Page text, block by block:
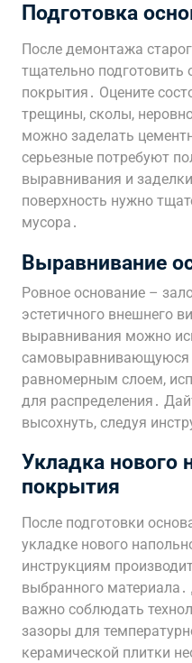
Подготовка
После демонтажа
тщательно подготовить
покрытия․ Оцените
трещины, сколы,
можно заделать
серьезные потребуют
выравнивания и
поверхность нужно
мусора․
Выравнивание
Ровное основание –
эстетичного внешнего
выравнивания можно
самовыравнивающуюся
равномерным слоем,
для распределения․
высохнуть, следуя
Укладка нового
покрытия
После подготовки
укладке нового
инструкциям
выбранного
важно соблюдать
зазоры для
керамической плитки